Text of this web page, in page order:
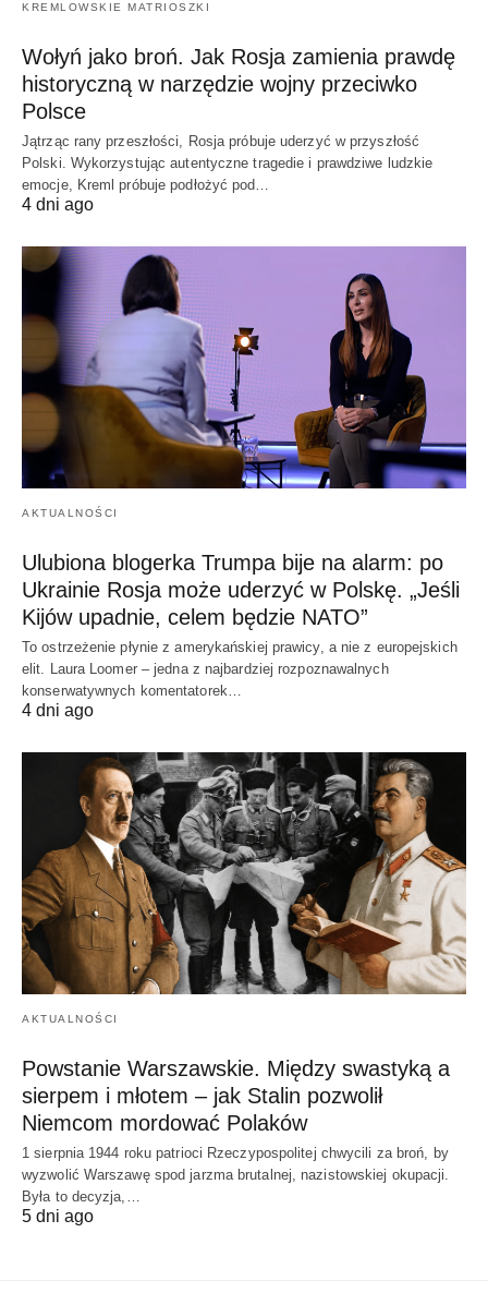
KREMLOWSKIE MATRIOSZKI
Wołyń jako broń. Jak Rosja zamienia prawdę
historyczną w narzędzie wojny przeciwko
Polsce
Jątrząc rany przeszłości, Rosja próbuje uderzyć w przyszłość
Polski. Wykorzystując autentyczne tragedie i prawdziwe ludzkie
emocje, Kreml próbuje podłożyć pod…
4 dni ago
AKTUALNOŚCI
Ulubiona blogerka Trumpa bije na alarm: po
Ukrainie Rosja może uderzyć w Polskę. „Jeśli
Kijów upadnie, celem będzie NATO”
To ostrzeżenie płynie z amerykańskiej prawicy, a nie z europejskich
elit. Laura Loomer – jedna z najbardziej rozpoznawalnych
konserwatywnych komentatorek…
4 dni ago
AKTUALNOŚCI
Powstanie Warszawskie. Między swastyką a
sierpem i młotem – jak Stalin pozwolił
Niemcom mordować Polaków
1 sierpnia 1944 roku patrioci Rzeczypospolitej chwycili za broń, by
wyzwolić Warszawę spod jarzma brutalnej, nazistowskiej okupacji.
Była to decyzja,…
5 dni ago